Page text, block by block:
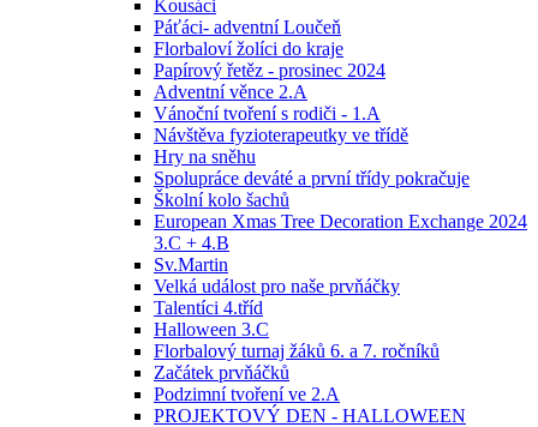
Kousáci
Páťáci- adventní Loučeň
Florbaloví žolíci do kraje
Papírový řetěz - prosinec 2024
Adventní věnce 2.A
Vánoční tvoření s rodiči - 1.A
Návštěva fyzioterapeutky ve třídě
Hry na sněhu
Spolupráce deváté a první třídy pokračuje
Školní kolo šachů
European Xmas Tree Decoration Exchange 2024
3.C + 4.B
Sv.Martin
Velká událost pro naše prvňáčky
Talentíci 4.tříd
Halloween 3.C
Florbalový turnaj žáků 6. a 7. ročníků
Začátek prvňáčků
Podzimní tvoření ve 2.A
PROJEKTOVÝ DEN - HALLOWEEN